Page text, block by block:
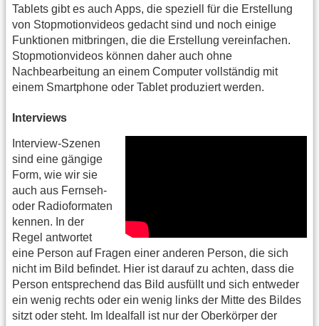
Tablets gibt es auch Apps, die speziell für die Erstellung
von Stopmotionvideos gedacht sind und noch einige
Funktionen mitbringen, die die Erstellung vereinfachen.
Stopmotionvideos können daher auch ohne
Nachbearbeitung an einem Computer vollständig mit
einem Smartphone oder Tablet produziert werden.
Interviews
Interview-Szenen
sind eine gängige
Form, wie wir sie
auch aus Fernseh-
oder Radioformaten
kennen. In der
Regel antwortet
eine Person auf Fragen einer anderen Person, die sich
nicht im Bild befindet. Hier ist darauf zu achten, dass die
Person entsprechend das Bild ausfüllt und sich entweder
ein wenig rechts oder ein wenig links der Mitte des Bildes
sitzt oder steht. Im Idealfall ist nur der Oberkörper der